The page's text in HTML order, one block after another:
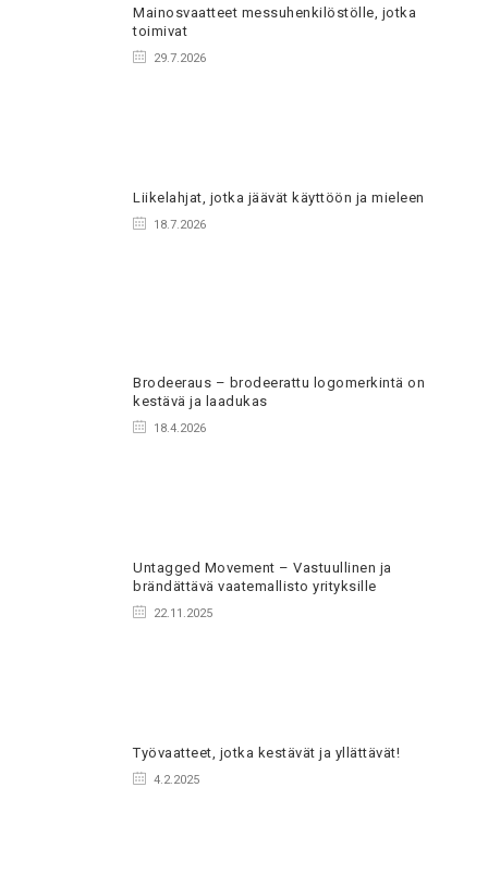
Mainosvaatteet messuhenkilöstölle, jotka
toimivat
29.7.2026
Liikelahjat, jotka jäävät käyttöön ja mieleen
18.7.2026
Brodeeraus – brodeerattu logomerkintä on
kestävä ja laadukas
18.4.2026
Untagged Movement – Vastuullinen ja
brändättävä vaatemallisto yrityksille
22.11.2025
Työvaatteet, jotka kestävät ja yllättävät!
4.2.2025